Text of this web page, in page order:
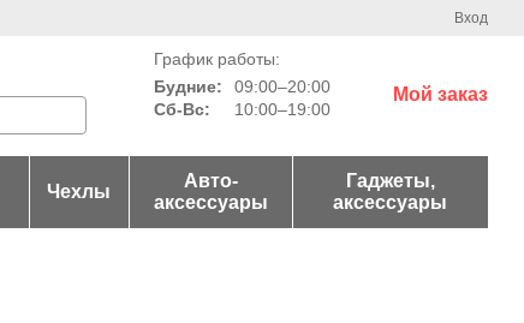
Вход
График работы:
Будние:
09:00–20:00
Сб-Вс:
10:00–19:00
Мой заказ
Чехлы
Авто-
аксессуары
Гаджеты,
аксессуары